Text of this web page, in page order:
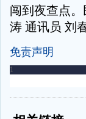
闯到夜查点
涛 通讯员 刘
免责声明
-